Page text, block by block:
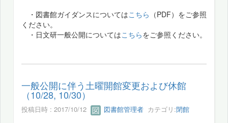
・図書館ガイダンスについてはこちら （PDF）をご参照
ください。
・日文研一般公開についてはこちらをご参照ください。
一般公開に伴う土曜開館変更および休館
（10/28, 10/30）
投稿日時 : 2017/10/12 図書館管理者 カテゴリ:閉館